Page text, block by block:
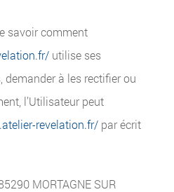
savoir comment
utilise ses
demander à les rectifier ou
l’Utilisateur peut
revelation.fr/par écrit
MORTAGNE SUR